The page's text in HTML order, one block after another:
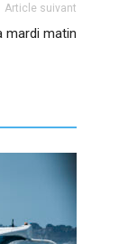
Article suivant
mardi matin